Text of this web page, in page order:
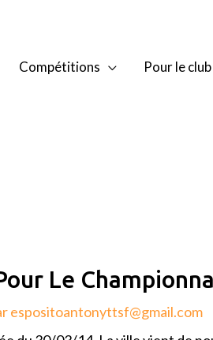
Compétitions Pour le club
Le
espositoantonyttsf@gmail.com